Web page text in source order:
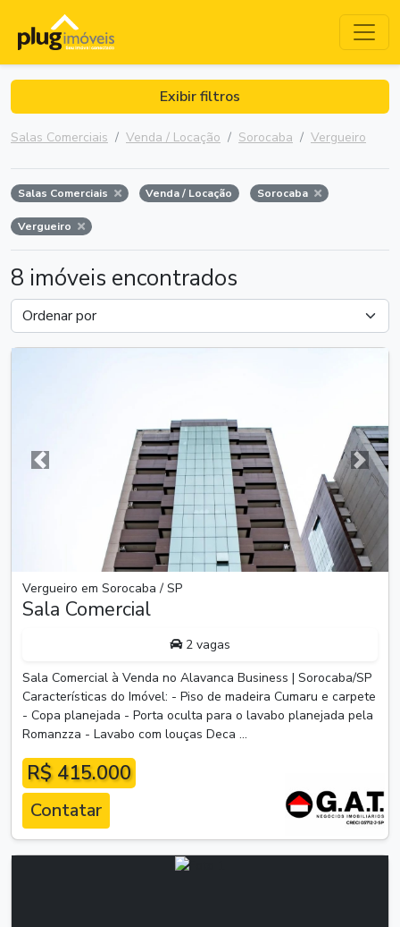
Exibir filtros
Salas Comerciais Venda / Locação Sorocaba Vergueiro
Salas Comerciais Venda / Locação Sorocaba
Vergueiro
8 imóveis encontrados
Anterior
Vergueiro em Sorocaba / SP
Sala Comercial
2 vagas
Sala Comercial à Venda no Alavanca Business | Sorocaba/SP
Características do Imóvel: - Piso de madeira Cumaru e carpete
- Copa planejada - Porta oculta para o lavabo planejada pela
Romanzza - Lavabo com louças Deca ...
R$ 415.000
Contatar